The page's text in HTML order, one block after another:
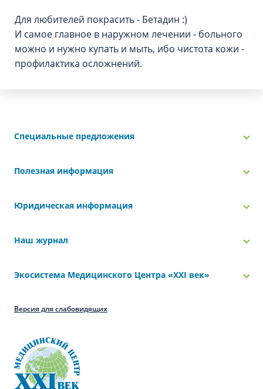
Для любителей покрасить - Бетадин :)
И самое главное в наружном лечении - больного
можно и нужно купать и мыть, ибо чистота кожи -
профилактика осложнений.
Специальные предложения
Полезная информация
Юридическая информация
Наш журнал
Экосистема Медицинского Центра «‎XXI век»
Версия для слабовидящих